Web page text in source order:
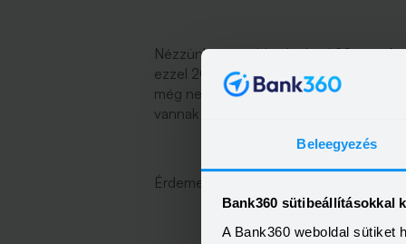
Beleegyezés
Bank360 sütibeállításokkal
A Bank360 weboldal sütiket
Nézzünk egy példát: ha havi 20 ezer
ezzel 20 év múlva több mint 9 millió
még nem lesz 40 éves, amikor már
vannak biztosítva.
Érdemes végigfuttatni néhány